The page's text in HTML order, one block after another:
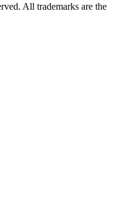
All trademarks are the